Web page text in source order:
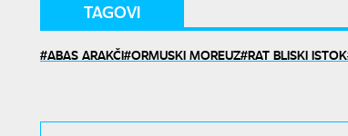
TAGOVI
ABAS ARAKČI ORMUSKI MOREUZ RAT BLISKI ISTOK